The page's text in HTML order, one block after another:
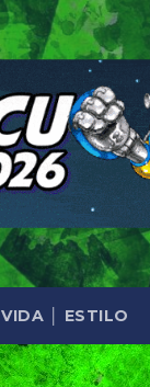
VIDA │ ESTILO